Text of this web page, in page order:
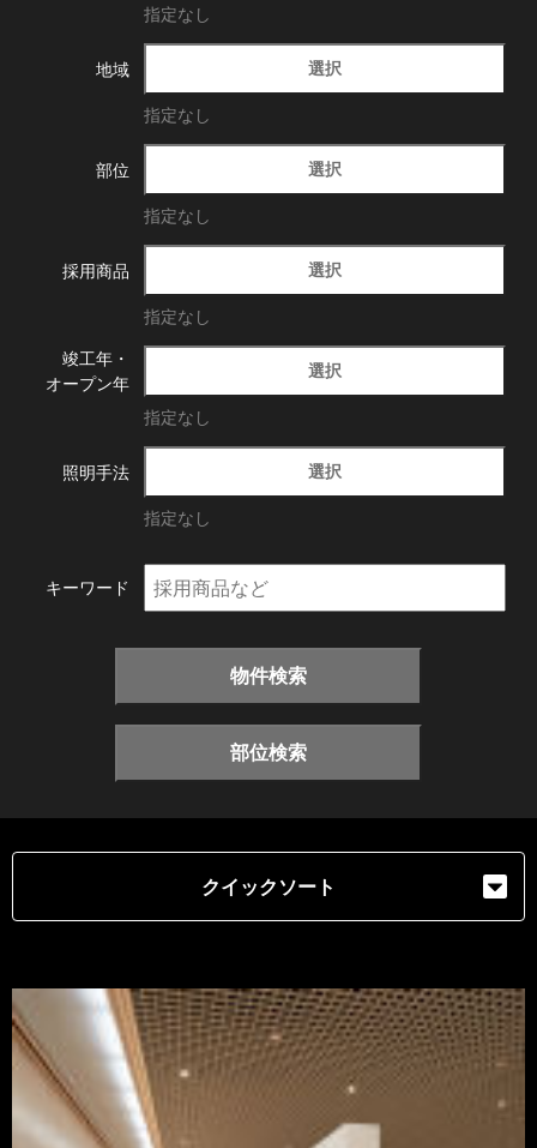
指定なし
地域 選択
指定なし
部位 選択
指定なし
採用商品 選択
指定なし
竣工年・
オープン年
選択
指定なし
照明手法 選択
指定なし
キーワード
物件検索
部位検索
クイックソート